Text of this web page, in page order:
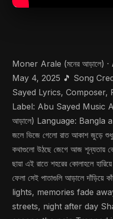
Moner Arale (মনের আড়ালে)
May 4, 2025 🎵 Song
Sayed Lyrics, Composer,
Label: Abu Sayed Music
আড়ালে) Language: Bangla
জলে ভিজে গেলো রাত আকাশ জুড়ে শুধু
কথাগুলো উঠছে জেগে আজ শূন্যতায়
ছায়া এই রাতে শহরের কোলাহলে
ফেলা সেই পাতাগুলি আড়ালে
lights, memories fade
streets, night after day